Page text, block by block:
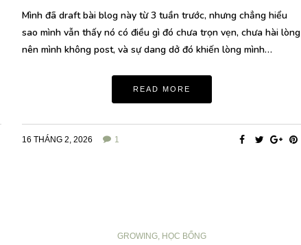
Mình đã draft bài blog này từ 3 tuần trước, nhưng chẳng hiểu
sao mình vẫn thấy nó có điều gì đó chưa trọn vẹn, chưa hài lòng
nên mình không post, và sự dang dở đó khiến lòng mình…
READ MORE
16 THÁNG 2, 2026 1
GROWING, HỌC BỔNG